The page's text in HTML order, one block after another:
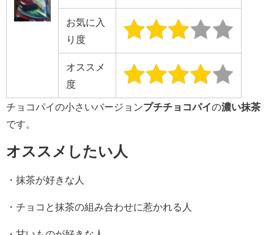
お気に入
り度
オススメ
度
チョコパイの小さいバージョンプチチョコパイの濃い抹茶
です。
オススメしたい人
・抹茶が好きな人
・チョコと抹茶の組み合わせに惹かれる人